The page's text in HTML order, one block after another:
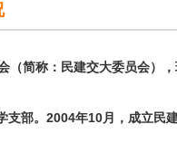
简称：民建交大委员会）
部。2004年10月，成立民建